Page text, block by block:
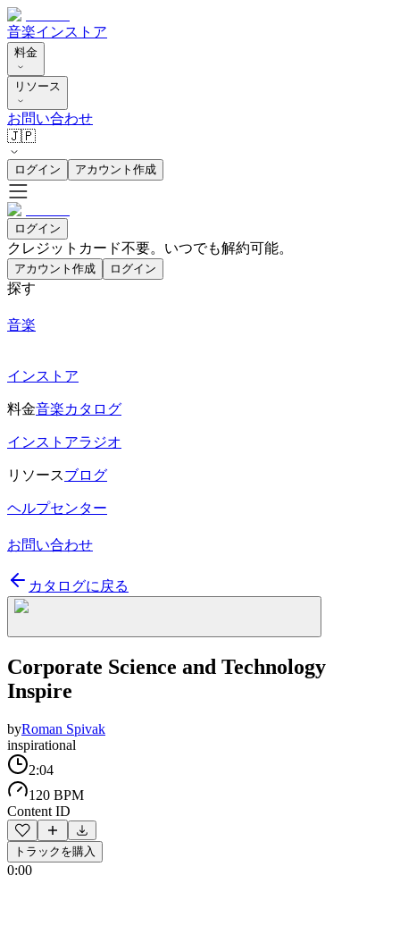
音楽インストア
料金
リソース
お問い合わせ
🇯🇵
ログイン アカウント作成
ログイン
クレジットカード不要。いつでも解約可能。
アカウント作成 ログイン
探す
音楽
インストア
料金音楽カタログ
インストアラジオ
リソースブログ
ヘルプセンター
お問い合わせ
カタログに戻る
Corporate Science and Technology
Inspire
byRoman Spivak
inspirational
2:04
120 BPM
Content ID
トラックを購入
0:00